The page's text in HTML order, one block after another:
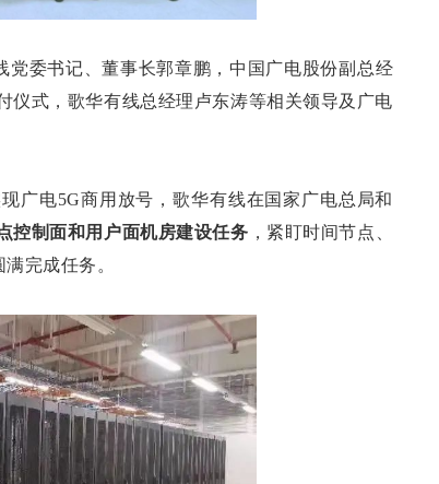
委书记、董事长郭章鹏，中国广电股份副总经
仪式，歌华有线总经理卢东涛等相关领导及广电
电5G商用放号，歌华有线在国家广电总局和
控制面和用户面机房建设任务 ，紧盯时间节点、
完成任务。